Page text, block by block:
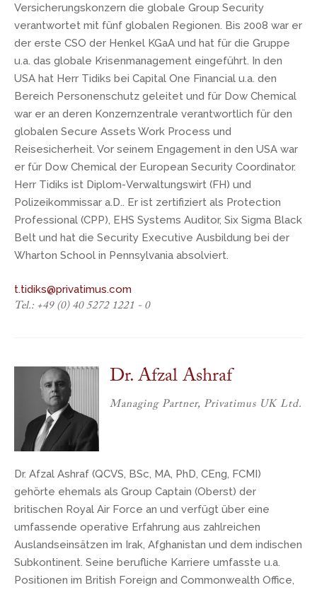
Versicherungskonzern die globale Group Security
verantwortet mit fünf globalen Regionen. Bis 2008 war er
der erste CSO der Henkel KGaA und hat für die Gruppe
u.a. das globale Krisenmanagement eingeführt. In den
USA hat Herr Tidiks bei Capital One Financial u.a. den
Bereich Personenschutz geleitet und für Dow Chemical
war er an deren Konzernzentrale verantwortlich für den
globalen Secure Assets Work Process und
Reisesicherheit. Vor seinem Engagement in den USA war
er für Dow Chemical der European Security Coordinator.
Herr Tidiks ist Diplom-Verwaltungswirt (FH) und
Polizeikommissar a.D.. Er ist zertifiziert als Protection
Professional (CPP), EHS Systems Auditor, Six Sigma Black
Belt und hat die Security Executive Ausbildung bei der
Wharton School in Pennsylvania absolviert.
t.tidiks@privatimus.com
Tel.: +49 (0) 40 5272 1221 - 0
Dr. Afzal Ashraf
Managing Partner, Privatimus UK Ltd.
Dr. Afzal Ashraf (QCVS, BSc, MA, PhD, CEng, FCMI)
gehörte ehemals als Group Captain (Oberst) der
britischen Royal Air Force an und verfügt über eine
umfassende operative Erfahrung aus zahlreichen
Auslandseinsätzen im Irak, Afghanistan und dem indischen
Subkontinent. Seine berufliche Karriere umfasste u.a.
Positionen im British Foreign and Commonwealth Office,